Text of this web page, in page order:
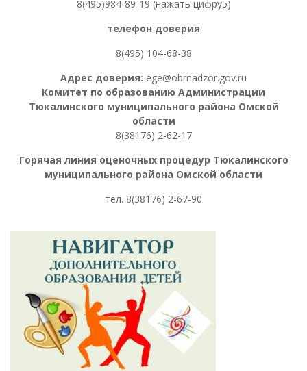
8(495)984-89-19 (нажать цифру5)
телефон доверия
8(495) 104-68-38
Адрес доверия: ege@obrnadzor.gov.ru
Комитет по образованию Администрации
Тюкалинского муниципального района Омской
области
8(38176) 2-62-17
Горячая линия оценочных процедур Тюкалинского
муниципального района Омской области
тел. 8(38176) 2-67-90